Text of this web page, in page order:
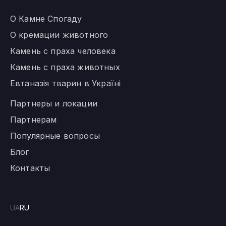
О Камне Спогаду
О кремации животного
Камень с праха человека
Камень с праха животных
Евтаназія тварин в Україні
Партнеры и локации
Партнерам
Популярные вопросы
Блог
Контакты
UARU